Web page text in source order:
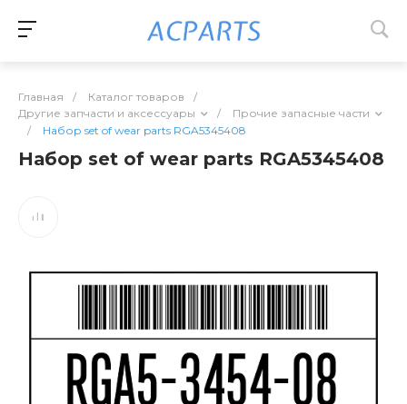
Главная / Каталог товаров
/
Другие запчасти и аксессуары
/
Прочие запасные части
/
Набор set of wear parts RGA5345408
Набор set of wear parts RGA5345408